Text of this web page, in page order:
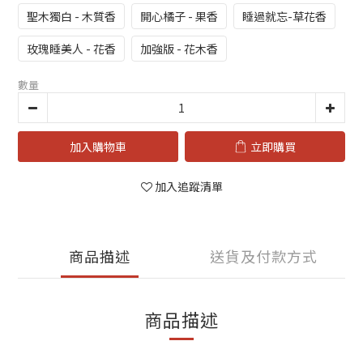
聖木獨白 - 木質香
開心橘子 - 果香
睡過就忘-草花香
玫瑰睡美人 - 花香
加強版 - 花木香
數量
加入購物車 立即購買
加入追蹤清單
商品描述 送貨及付款方式
商品描述